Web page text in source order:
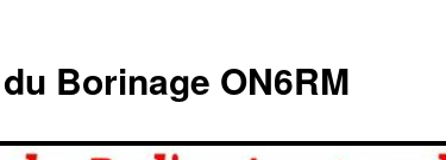
Borinage ON6RM